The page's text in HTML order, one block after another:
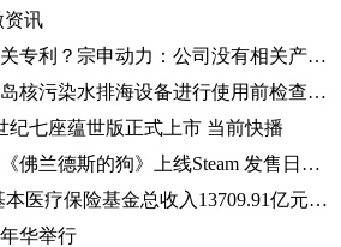
资讯
公司有没有减速器相关专利？宗申动力：公司没有相关产品以及专利
日本核监管机构对福岛核污染水排海设备进行使用前检查_速递
纪七座蕴世版正式上市 当前快播
环球即时：冒险游戏《佛兰德斯的狗》上线Steam 发售日期待定
天天快消息！1-5月基本医疗保险基金总收入13709.91亿元，同比增长8.2%
华举行